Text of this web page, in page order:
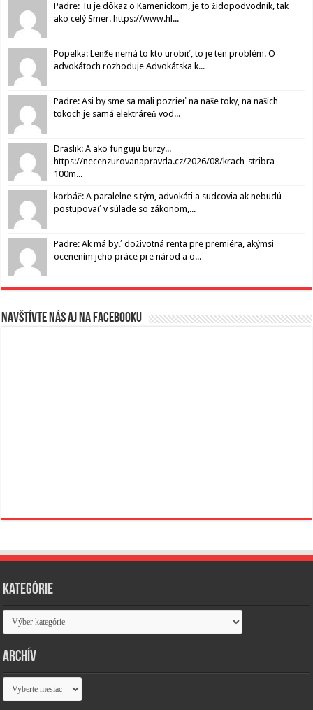
Padre: Tu je dôkaz o Kamenickom, je to židopodvodník, tak
ako celý Smer. https://www.hl...
Popelka: Lenže nemá to kto urobiť, to je ten problém. O
advokátoch rozhoduje Advokátska k...
Padre: Asi by sme sa mali pozrieť na naše toky, na našich
tokoch je samá elektráreň vod...
Draslik: A ako fungujú burzy...
https://necenzurovanapravda.cz/2026/08/krach-stribra-
100m...
korbáč: A paralelne s tým, advokáti a sudcovia ak nebudú
postupovať v súlade so zákonom,...
Padre: Ak má byť doživotná renta pre premiéra, akýmsi
ocenením jeho práce pre národ a o...
Navštívte nás aj na Facebooku
Kategórie
Kategórie
Archív
Archív